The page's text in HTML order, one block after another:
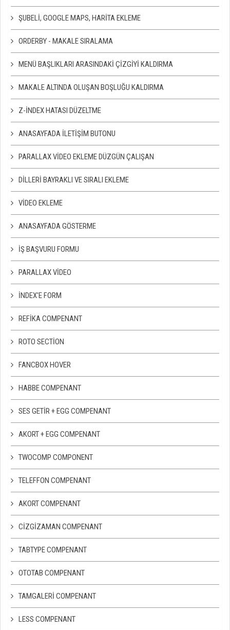
ŞUBELI, GOOGLE MAPS, HARITA EKLEME
ORDERBY - MAKALE SIRALAMA
MENÜ BAŞLIKLARI ARASINDAKI ÇIZGIYI KALDIRMA
MAKALE ALTINDA OLUŞAN BOŞLUĞU KALDIRMA
Z-İNDEX HATASI DÜZELTME
ANASAYFADA İLETIŞIM BUTONU
PARALLAX VIDEO EKLEME DÜZGÜN ÇALIŞAN
DILLERI BAYRAKLI VE SIRALI EKLEME
VIDEO EKLEME
ANASAYFADA GÖSTERME
İŞ BAŞVURU FORMU
PARALLAX VIDEO
İNDEX'E FORM
REFIKA COMPENANT
ROTO SECTION
FANCBOX HOVER
HABBE COMPENANT
SES GETIR + EGG COMPENANT
AKORT + EGG COMPENANT
TWOCOMP COMPONENT
TELEFFON COMPENANT
AKORT COMPENANT
CIZGIZAMAN COMPENANT
TABTYPE COMPENANT
OTOTAB COMPENANT
TAMGALERI COMPENANT
LESS COMPENANT